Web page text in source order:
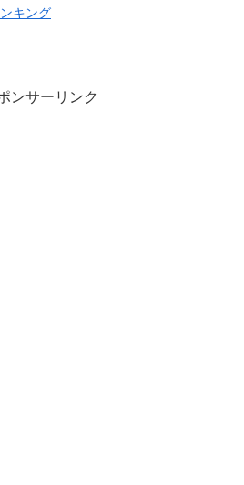
キング
ンサーリンク